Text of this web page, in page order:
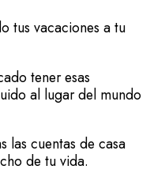
tus vacaciones a tu
tener esas
al lugar del mundo
las cuentas de casa
de tu vida.